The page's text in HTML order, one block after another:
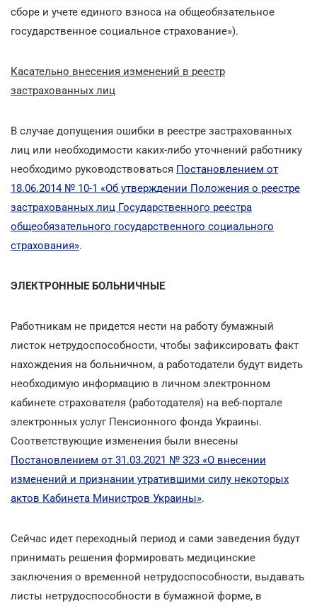
сборе и учете единого взноса на общеобязательное
государственное социальное страхование»).
Касательно внесения изменений в реестр
застрахованных лиц
В случае допущения ошибки в реестре застрахованных
лиц или необходимости каких-либо уточнений работнику
необходимо руководствоваться Постановлением от
18.06.2014 № 10-1 «Об утверждении Положения о реестре
застрахованных лиц Государственного реестра
общеобязательного государственного социального
страхования».
ЭЛЕКТРОННЫЕ БОЛЬНИЧНЫЕ
Работникам не придется нести на работу бумажный
листок нетрудоспособности, чтобы зафиксировать факт
нахождения на больничном, а работодатели будут видеть
необходимую информацию в личном электронном
кабинете страхователя (работодателя) на веб-портале
электронных услуг Пенсионного фонда Украины.
Соответствующие изменения были внесены
Постановлением от 31.03.2021 № 323 «О внесении
изменений и признании утратившими силу некоторых
актов Кабинета Министров Украины».
Сейчас идет переходный период и сами заведения будут
принимать решения формировать медицинские
заключения о временной нетрудоспособности, выдавать
листы нетрудоспособности в бумажной форме, в